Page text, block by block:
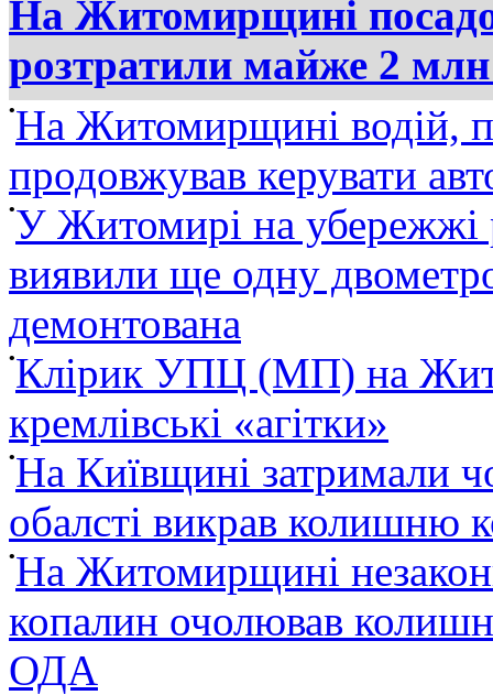
На Житомирщині
розтратили майже 2
•На Житомирщині водій,
продовжував керувати
•У Житомирі на убережжі
виявили ще одну
демонтована
•Клірик УПЦ (МП) на
кремлівські «агітки»
•На Київщині затримали
обалсті викрав колишню
•На Житомирщині
копалин очолював
ОДА